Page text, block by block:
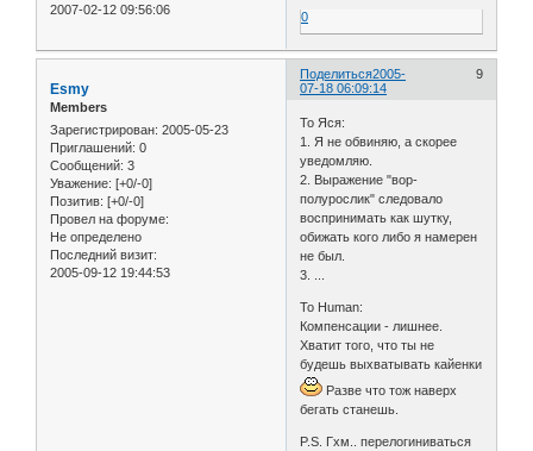
2007-02-12 09:56:06
0
Поделиться 9
2005-
07-18 06:09:14
Esmy
Members
Зарегистрирован: 2005-05-23
Приглашений: 0
Сообщений: 3
Уважение: [+0/-0]
Позитив: [+0/-0]
Провел на форуме:
Не определено
Последний визит:
2005-09-12 19:44:53
То Яся:
1. Я не обвиняю, а скорее
уведомляю.
2. Выражение "вор-
полурослик" следовало
воспринимать как шутку,
обижать кого либо я намерен
не был.
3. ...
То Human:
Компенсации - лишнее.
Хватит того, что ты не
будешь выхватывать кайенки
Разве что тож наверх
бегать станешь.
P.S. Гхм.. перелогиниваться